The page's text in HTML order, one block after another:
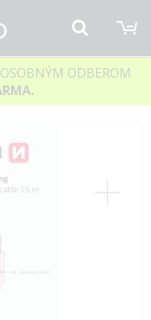
Hľadať
ODBEROM